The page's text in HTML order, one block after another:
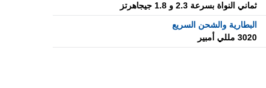
ثماني النواة بسرعة 2.3 و 1.8 جيجاهرتز
البطارية والشحن السريع
3020 مللي أمبير